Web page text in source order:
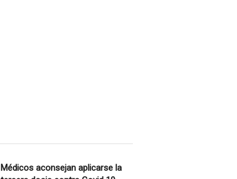
Médicos aconsejan aplicarse la